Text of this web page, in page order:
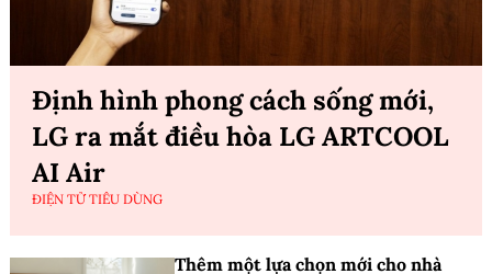
Định hình phong cách sống mới,
LG ra mắt điều hòa LG ARTCOOL
AI Air
ĐIỆN TỬ TIÊU DÙNG
Thêm một lựa chọn mới cho nhà